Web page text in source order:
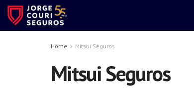
Home Mitsui Seguros
Mitsui Seguros